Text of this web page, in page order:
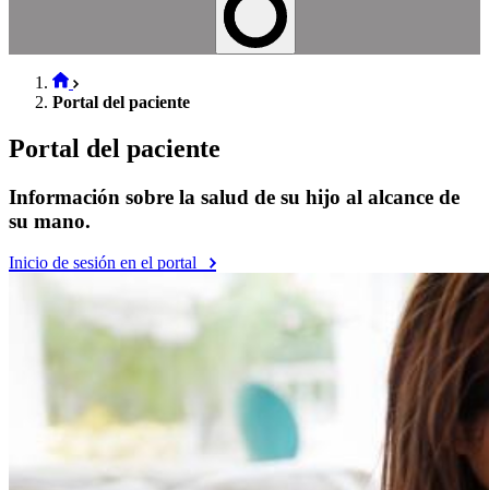
Portal del paciente
Portal del paciente
Información sobre la salud de su hijo al alcance de
su mano.
Inicio de sesión en el portal